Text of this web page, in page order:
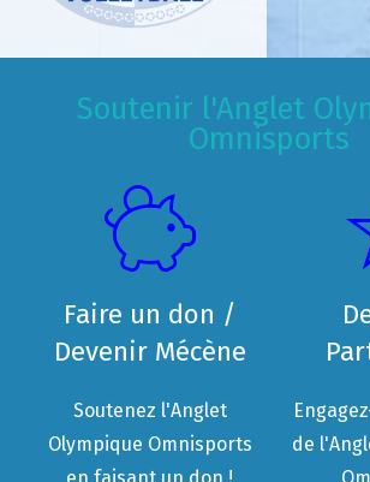
Soutenir l'Anglet
Omnisports
Faire un don /
Devenir Mécène
Soutenez l'Anglet
Olympique Omnisports
de